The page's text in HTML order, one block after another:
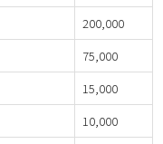
200,000
75,000
15,000
10,000